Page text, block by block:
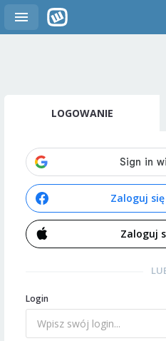
LOGOWANIE
Zaloguj
Zaloguj
Login